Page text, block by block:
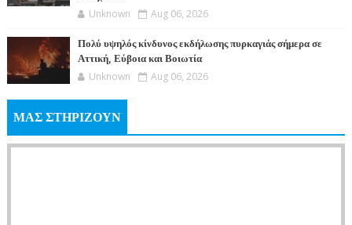
Unknown Aug 06, 2026
Πολύ υψηλός κίνδυνος εκδήλωσης πυρκαγιάς σήμερα σε
Αττική, Εύβοια και Βοιωτία
Unknown Aug 06, 2026
ΜΑΣ ΣΤΗΡΙΖΟΥΝ